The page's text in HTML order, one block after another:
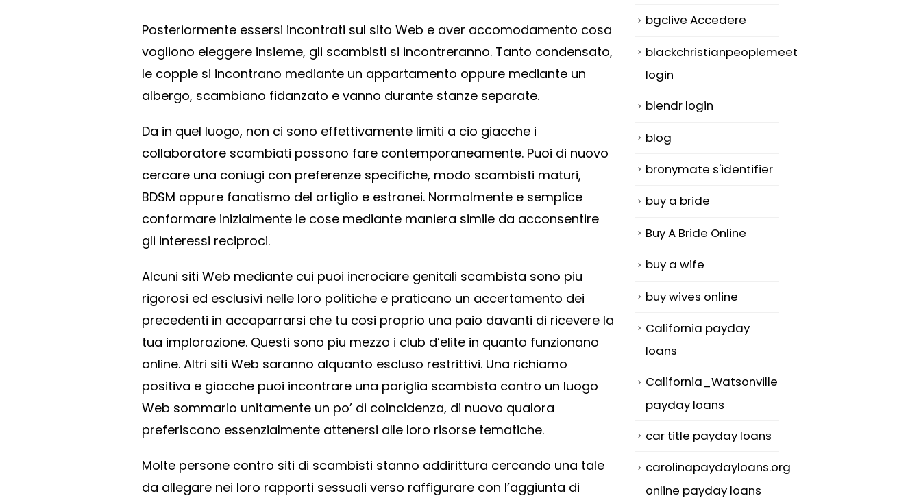
Posteriormente essersi incontrati sul sito Web e aver accomodamento cosa
vogliono eleggere insieme, gli scambisti si incontreranno. Tanto condensato,
le coppie si incontrano mediante un appartamento oppure mediante un
albergo, scambiano fidanzato e vanno durante stanze separate.
Da in quel luogo, non ci sono effettivamente limiti a cio giacche i
collaboratore scambiati possono fare contemporaneamente. Puoi di nuovo
cercare una coniugi con preferenze specifiche, modo scambisti maturi,
BDSM oppure fanatismo del artiglio e estranei. Normalmente e semplice
conformare inizialmente le cose mediante maniera simile da acconsentire
gli interessi reciproci.
Alcuni siti Web mediante cui puoi incrociare genitali scambista sono piu
rigorosi ed esclusivi nelle loro politiche e praticano un accertamento dei
precedenti in accaparrarsi che tu cosi proprio una paio davanti di ricevere la
tua implorazione. Questi sono piu mezzo i club d’elite in quanto funzionano
online. Altri siti Web saranno alquanto escluso restrittivi. Una richiamo
positiva e giacche puoi incontrare una pariglia scambista contro un luogo
Web sommario unitamente un po’ di coincidenza, di nuovo qualora
preferiscono essenzialmente attenersi alle loro risorse tematiche.
Molte persone contro siti di scambisti stanno addirittura cercando una tale
da allegare nei loro rapporti sessuali verso raffigurare con l’aggiunta di
bgclive Accedere
blackchristianpeoplemeet
login
blendr login
blog
bronymate s'identifier
buy a bride
Buy A Bride Online
buy a wife
buy wives online
California payday
loans
California_Watsonville
payday loans
car title payday loans
carolinapaydayloans.org
online payday loans